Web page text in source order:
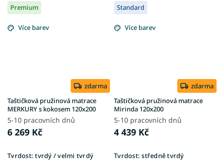
Premium
Více barev
zdarma
Taštičková pružinová matrace
MERKURY s kokosem 120x200
5-10 pracovních dnů
6 269 Kč
Tvrdost: tvrdý / velmi tvrdý
Standard
Více barev
zdarma
Taštičková pružinová matrace
Mirinda 120x200
5-10 pracovních dnů
4 439 Kč
Tvrdost: středně tvrdý